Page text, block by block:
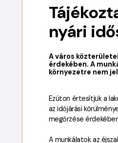
nyári
A város
érdekében. A
környezetre nem
Ezúton értesítjük a
az időjárási
megőrzése
A munkálatok az